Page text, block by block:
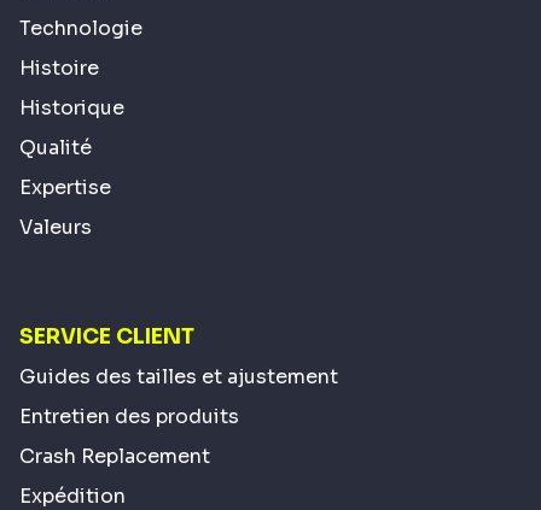
Technologie
Histoire
Historique
Qualité
Expertise
Valeurs
SERVICE CLIENT
Guides des tailles et ajustement
Entretien des produits
Crash Replacement
Expédition